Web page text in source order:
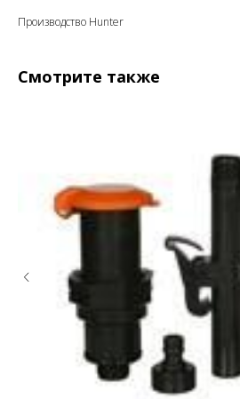
Производство Hunter
Смотрите также